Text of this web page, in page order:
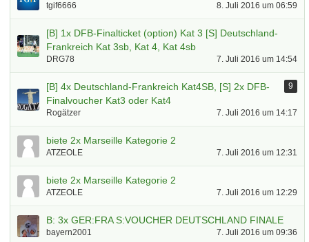
tgif6666
8. Juli 2016 um 06:59
[B] 1x DFB-Finalticket (option) Kat 3 [S] Deutschland-
Frankreich Kat 3sb, Kat 4, Kat 4sb
DRG78 7. Juli 2016 um 14:54
[B] 4x Deutschland-Frankreich Kat4SB, [S] 2x DFB-
Finalvoucher Kat3 oder Kat4
9
Rogätzer 7. Juli 2016 um 14:17
biete 2x Marseille Kategorie 2
ATZEOLE 7. Juli 2016 um 12:31
biete 2x Marseille Kategorie 2
ATZEOLE 7. Juli 2016 um 12:29
B: 3x GER:FRA S:VOUCHER DEUTSCHLAND FINALE
bayern2001 7. Juli 2016 um 09:36